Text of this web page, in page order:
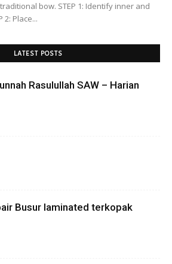
bow. STEP 1: Identify inner and
Place...
LATEST POSTS
Rasulullah SAW – Harian
Busur laminated terkopak